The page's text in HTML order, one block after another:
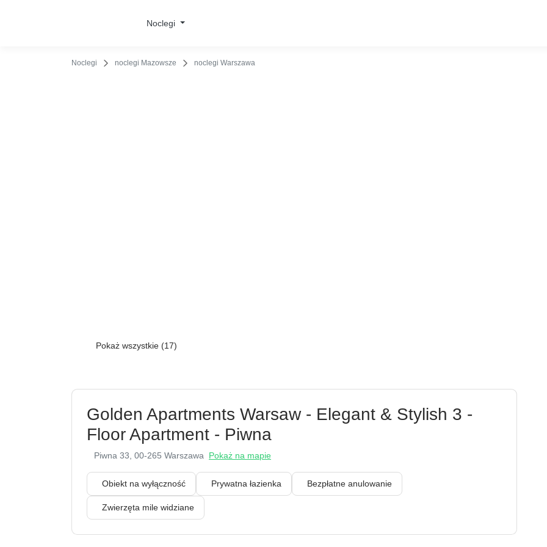
Noclegi
Udogodnienia
Noclegi noclegi Mazowsze noclegi Warszawa
Pokaż wszystkie (17)
Golden Apartments Warsaw - Elegant & Stylish 3 -
Floor Apartment - Piwna
Piwna 33 , 00-265 Warszawa Pokaż na mapie
Obiekt na wyłączność Prywatna łazienka Bezpłatne anulowanie
Zwierzęta mile widziane